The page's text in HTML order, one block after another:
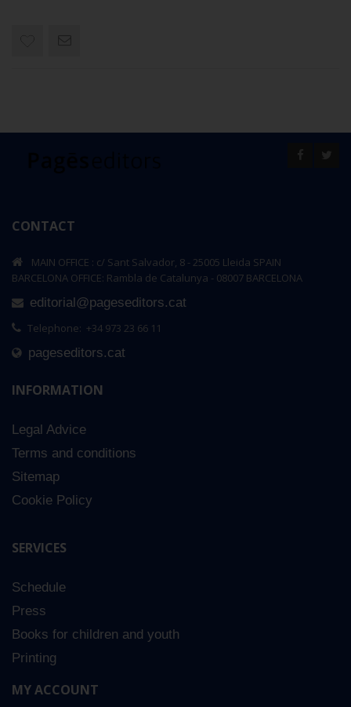
CONTACT
MAIN OFFICE : c/ Sant Salvador, 8 - 25005 Lleida SPAIN
BARCELONA OFFICE: Rambla de Catalunya - 08007 BARCELONA
editorial@pageseditors.cat
Telephone: +34 973 23 66 11
pageseditors.cat
INFORMATION
Legal Advice
Terms and conditions
Sitemap
Cookie Policy
SERVICES
Schedule
Press
Books for children and youth
Printing
MY ACCOUNT